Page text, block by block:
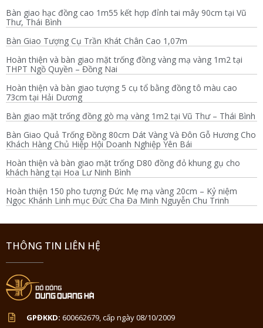
Bàn giao hạc đồng cao 1m55 kết hợp đỉnh tai mây 90cm tại Vũ
Thư, Thái Bình
Bàn Giao Tượng Cụ Trần Khát Chân Cao 1,07m
Hoàn thiện và bàn giao mặt trống đồng vàng mạ vàng 1m2 tại
THPT Ngồ Quyền – Đồng Nai
Hoàn thiện và bàn giao tượng 5 cụ tổ bằng đồng tô màu cao
73cm tại Hải Dương
Bàn giao mặt trống đồng gò mạ vàng 1m2 tại Vũ Thư – Thái Bình
Bàn Giao Quả Trống Đồng 80cm Dát Vàng Và Đôn Gỗ Hương Cho
Khách Hàng Chủ Hiệp Hội Doanh Nghiệp Yên Bái
Hoàn thiện và bàn giao mặt trống D80 đồng đỏ khung gụ cho
khách hàng tại Hoa Lư Ninh Bình
Hoàn thiện 150 pho tượng Đức Mẹ mạ vàng 20cm – Kỷ niệm
Ngọc Khánh Linh mục Đức Cha Đa Minh Nguyễn Chu Trinh
THÔNG TIN LIÊN HỆ
GPĐKKD: 600662679, cấp ngày 08/10/2009